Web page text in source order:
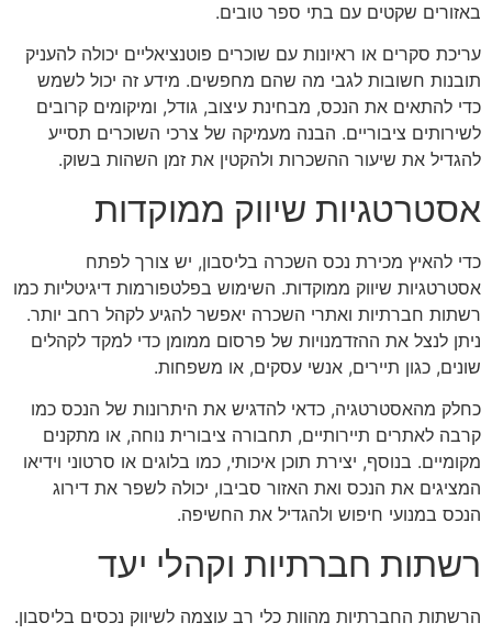
באזורים שקטים עם בתי ספר טובים.
עריכת סקרים או ראיונות עם שוכרים פוטנציאליים יכולה להעניק
תובנות חשובות לגבי מה שהם מחפשים. מידע זה יכול לשמש
כדי להתאים את הנכס, מבחינת עיצוב, גודל, ומיקומים קרובים
לשירותים ציבוריים. הבנה מעמיקה של צרכי השוכרים תסייע
להגדיל את שיעור ההשכרות ולהקטין את זמן השהות בשוק.
אסטרטגיות שיווק ממוקדות
כדי להאיץ מכירת נכס השכרה בליסבון, יש צורך לפתח
אסטרטגיות שיווק ממוקדות. השימוש בפלטפורמות דיגיטליות כמו
רשתות חברתיות ואתרי השכרה יאפשר להגיע לקהל רחב יותר.
ניתן לנצל את ההזדמנויות של פרסום ממומן כדי למקד לקהלים
שונים, כגון תיירים, אנשי עסקים, או משפחות.
כחלק מהאסטרטגיה, כדאי להדגיש את היתרונות של הנכס כמו
קרבה לאתרים תיירותיים, תחבורה ציבורית נוחה, או מתקנים
מקומיים. בנוסף, יצירת תוכן איכותי, כמו בלוגים או סרטוני וידיאו
המציגים את הנכס ואת האזור סביבו, יכולה לשפר את דירוג
הנכס במנועי חיפוש ולהגדיל את החשיפה.
רשתות חברתיות וקהלי יעד
הרשתות החברתיות מהוות כלי רב עוצמה לשיווק נכסים בליסבון.